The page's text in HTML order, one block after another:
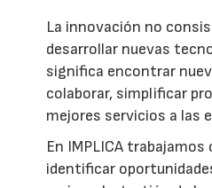
La innovación no
desarrollar nuevas
significa encontrar
colaborar, simplificar
mejores servicios a las
En IMPLICA
identificar